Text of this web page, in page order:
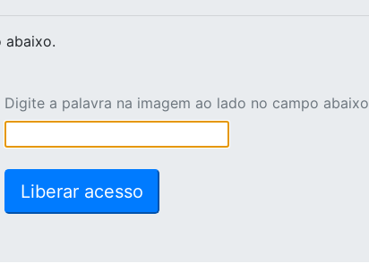
abaixo.
Digite a palavra na imagem ao lado no campo abaixo